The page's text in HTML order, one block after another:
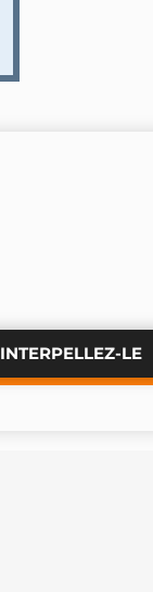
INTERPELLEZ-LE